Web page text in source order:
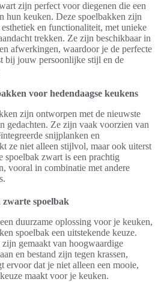
zijn perfect voor diegenen die een
hun keuken. Deze spoelbakken zijn
en functionaliteit, met unieke
trekken. Ze zijn beschikbaar in
afwerkingen, waardoor je de perfecte
bij jouw persoonlijke stijl en de
voor hedendaagse keukens
zijn ontworpen met de nieuwste
gedachten. Ze zijn vaak voorzien van
snijplanken en
ze niet alleen stijlvol, maar ook uiterst
spoelbak zwart is een prachtig
vooral in combinatie met andere
spoelbak
duurzame oplossing voor je keuken,
spoelbak een uitstekende keuze.
gemaakt van hoogwaardige
en bestand zijn tegen krassen,
ervoor dat je niet alleen een mooie,
maakt voor je keuken.